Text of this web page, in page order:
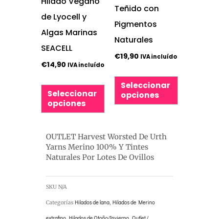
de Lyocell y
Algas Marinas
SEACELL
€14,90 IVA incluído
Seleccionar
opciones
pueden
elegir
de
producto
Teñido con
Pigmentos
Naturales
€19,90 IVA incluído
Seleccionar
opciones
OUTLET Harvest Worsted De Urth
Yarns Merino 100% Y Tintes
Naturales Por Lotes De Ovillos
SKU N/A
Categorías Hilados de lana, Hilados de Merino